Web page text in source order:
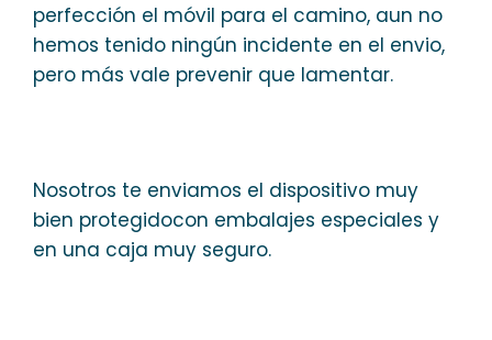
perfección el móvil para el camino, aun no
hemos tenido ningún incidente en el envio,
pero más vale prevenir que lamentar.
Nosotros te enviamos el dispositivo muy
bien protegidocon embalajes especiales y
en una caja muy seguro.